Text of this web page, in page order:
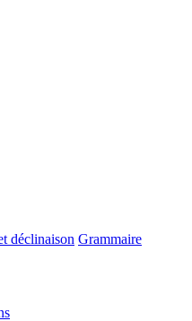
déclinaison Grammaire